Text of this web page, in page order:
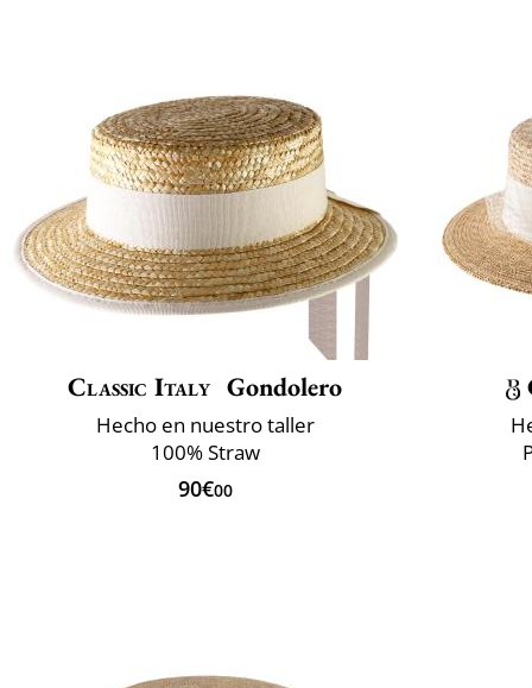
Classic Italy Gondolero
Hecho en nuestro taller
100% Straw
90€00